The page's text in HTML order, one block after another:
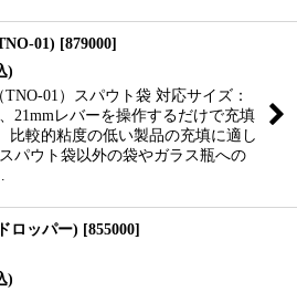
01) [879000]
)
01）スパウト袋 対応サイズ：
21mmレバーを操作するだけで充填
比較的粘度の低い製品の充填に適し
パウト袋以外の袋やガラス瓶への
ロッパー) [855000]
)